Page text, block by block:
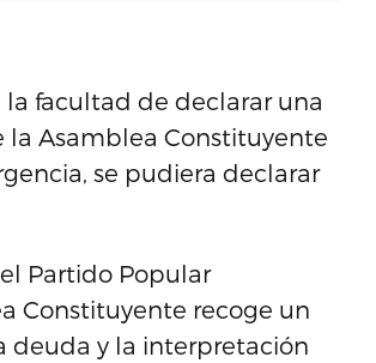
facultad de declarar una
Asamblea Constituyente
se pudiera declarar
Partido Popular
Constituyente recoge un
deuda y la interpretación